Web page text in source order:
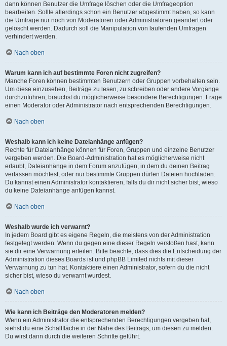
dann können Benutzer die Umfrage löschen oder die Umfrageoption
bearbeiten. Sollte allerdings schon ein Benutzer abgestimmt haben, so kann
die Umfrage nur noch von Moderatoren oder Administratoren geändert oder
gelöscht werden. Dadurch soll die Manipulation von laufenden Umfragen
verhindert werden.
Nach oben
Warum kann ich auf bestimmte Foren nicht zugreifen?
Manche Foren können bestimmten Benutzern oder Gruppen vorbehalten sein.
Um diese einzusehen, Beiträge zu lesen, zu schreiben oder andere Vorgänge
durchzuführen, brauchst du möglicherweise besondere Berechtigungen. Frage
einen Moderator oder Administrator nach entsprechenden Berechtigungen.
Nach oben
Weshalb kann ich keine Dateianhänge anfügen?
Rechte für Dateianhänge können für Foren, Gruppen und einzelne Benutzer
vergeben werden. Die Board-Administration hat es möglicherweise nicht
erlaubt, Dateianhänge in dem Forum anzufügen, in dem du deinen Beitrag
verfassen möchtest, oder nur bestimmte Gruppen dürfen Dateien hochladen.
Du kannst einen Administrator kontaktieren, falls du dir nicht sicher bist, wieso
du keine Dateianhänge anfügen kannst.
Nach oben
Weshalb wurde ich verwarnt?
In jedem Board gibt es eigene Regeln, die meistens von der Administration
festgelegt werden. Wenn du gegen eine dieser Regeln verstoßen hast, kann
sie dir eine Verwarnung erteilen. Bitte beachte, dass dies die Entscheidung der
Administration dieses Boards ist und phpBB Limited nichts mit dieser
Verwarnung zu tun hat. Kontaktiere einen Administrator, sofern du die nicht
sicher bist, wieso du verwarnt wurdest.
Nach oben
Wie kann ich Beiträge den Moderatoren melden?
Wenn ein Administrator die entsprechenden Berechtigungen vergeben hat,
siehst du eine Schaltfläche in der Nähe des Beitrags, um diesen zu melden.
Du wirst dann durch die weiteren Schritte geführt.